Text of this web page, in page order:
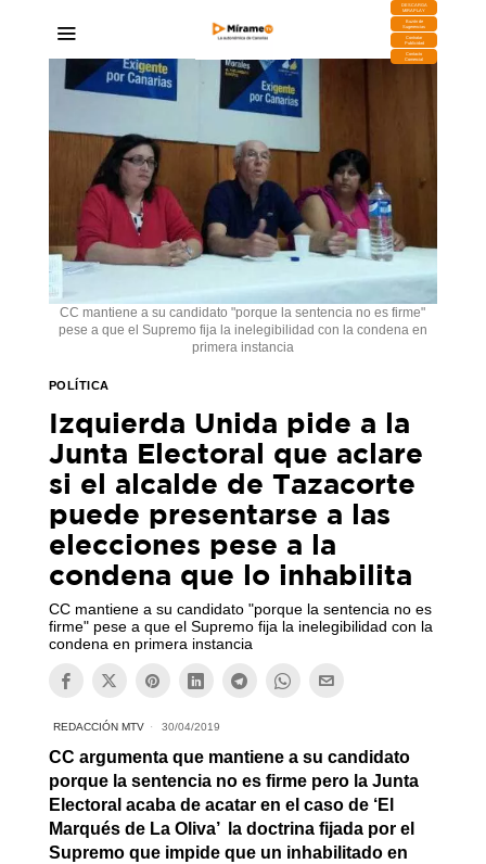
DESCARGA
MIRAPLAY
Buzón de
Sugerencias
Contratar
Publicidad
Contacto
Comercial
CC mantiene a su candidato "porque la sentencia no es firme"
pese a que el Supremo fija la inelegibilidad con la condena en
primera instancia
POLÍTICA
Izquierda Unida pide a la
Junta Electoral que aclare
si el alcalde de Tazacorte
puede presentarse a las
elecciones pese a la
condena que lo inhabilita
CC mantiene a su candidato "porque la sentencia no es
firme" pese a que el Supremo fija la inelegibilidad con la
condena en primera instancia
REDACCIÓN MTV 30/04/2019
CC argumenta que mantiene a su candidato
porque la sentencia no es firme pero la Junta
Electoral acaba de acatar en el caso de ‘El
Marqués de La Oliva’ la doctrina fijada por el
Supremo que impide que un inhabilitado en